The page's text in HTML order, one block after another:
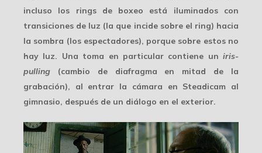
incluso los rings de boxeo está iluminados con
transiciones de luz (la que incide sobre el ring) hacia
la sombra (los espectadores), porque sobre estos no
hay luz. Una toma en particular contiene un iris-
pulling (cambio de diafragma en mitad de la
grabación), al entrar la cámara en Steadicam al
gimnasio, después de un diálogo en el exterior.